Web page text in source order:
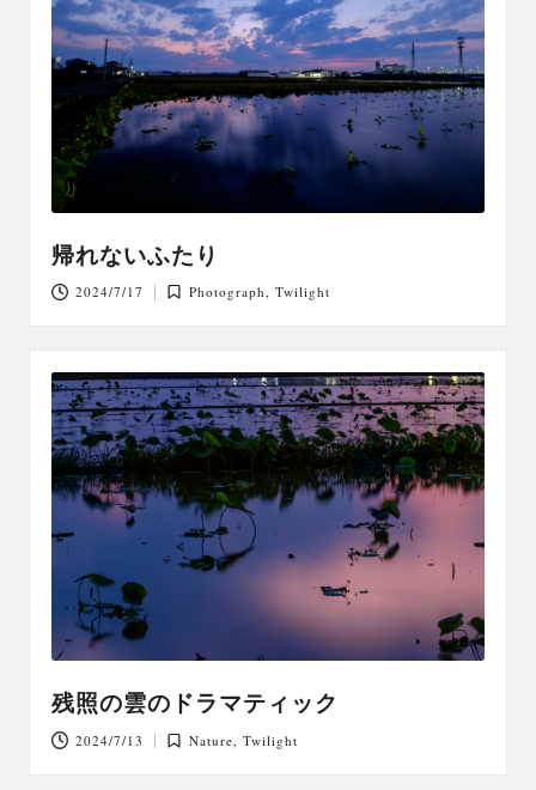
帰れないふたり
2024/7/17
Posted
Photograph,Twilight
残照の雲のドラマティック
2024/7/13
Posted
Nature ,Twilight